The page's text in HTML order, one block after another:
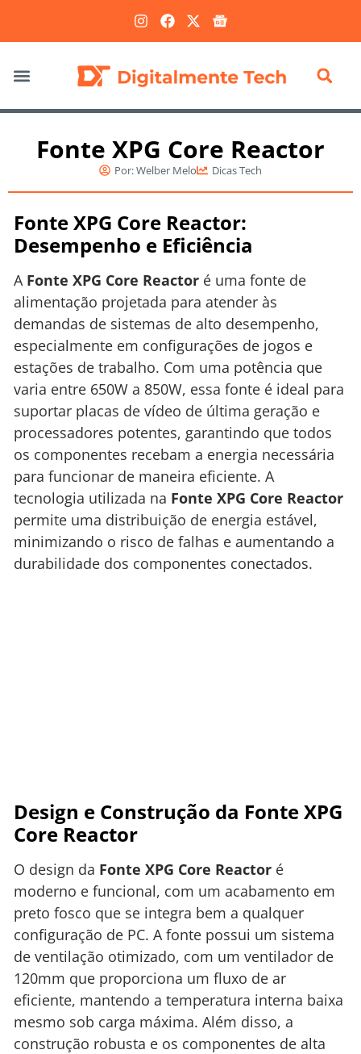
Fonte XPG Core Reactor
Por:Welber Melo Dicas Tech
Fonte XPG Core Reactor:
Desempenho e Eficiência
A Fonte XPG Core Reactor é uma fonte de
alimentação projetada para atender às
demandas de sistemas de alto desempenho,
especialmente em configurações de jogos e
estações de trabalho. Com uma potência que
varia entre 650W a 850W, essa fonte é ideal para
suportar placas de vídeo de última geração e
processadores potentes, garantindo que todos
os componentes recebam a energia necessária
para funcionar de maneira eficiente. A
tecnologia utilizada na Fonte XPG Core Reactor
permite uma distribuição de energia estável,
minimizando o risco de falhas e aumentando a
durabilidade dos componentes conectados.
Design e Construção da Fonte XPG
Core Reactor
O design da Fonte XPG Core Reactor é
moderno e funcional, com um acabamento em
preto fosco que se integra bem a qualquer
configuração de PC. A fonte possui um sistema
de ventilação otimizado, com um ventilador de
120mm que proporciona um fluxo de ar
eficiente, mantendo a temperatura interna baixa
mesmo sob carga máxima. Além disso, a
construção robusta e os componentes de alta